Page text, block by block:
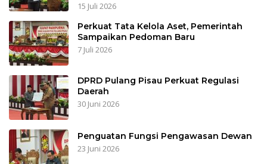
15 Juli 2026
Perkuat Tata Kelola Aset, Pemerintah
Sampaikan Pedoman Baru
7 Juli 2026
DPRD Pulang Pisau Perkuat Regulasi
Daerah
30 Juni 2026
Penguatan Fungsi Pengawasan Dewan
23 Juni 2026